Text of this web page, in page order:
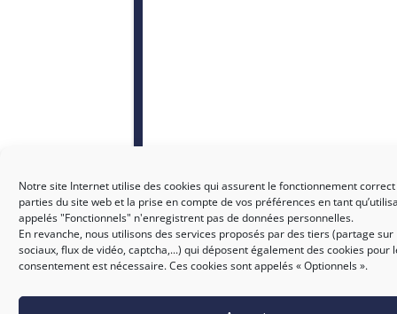
Notre site Internet utilise des cookies qui assurent le fonctionnement
parties du site web et la prise en compte de vos préférences en tant
appelés "Fonctionnels" n'enregistrent pas de données personnelles.
En revanche, nous utilisons des services proposés par des tiers (partage sur
sociaux, flux de vidéo, captcha,...) qui déposent également des cookies pour
consentement est nécessaire. Ces cookies sont appelés « Optionnels ».